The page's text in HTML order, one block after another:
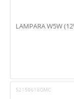
LAMPARA W5W
52150618GMC